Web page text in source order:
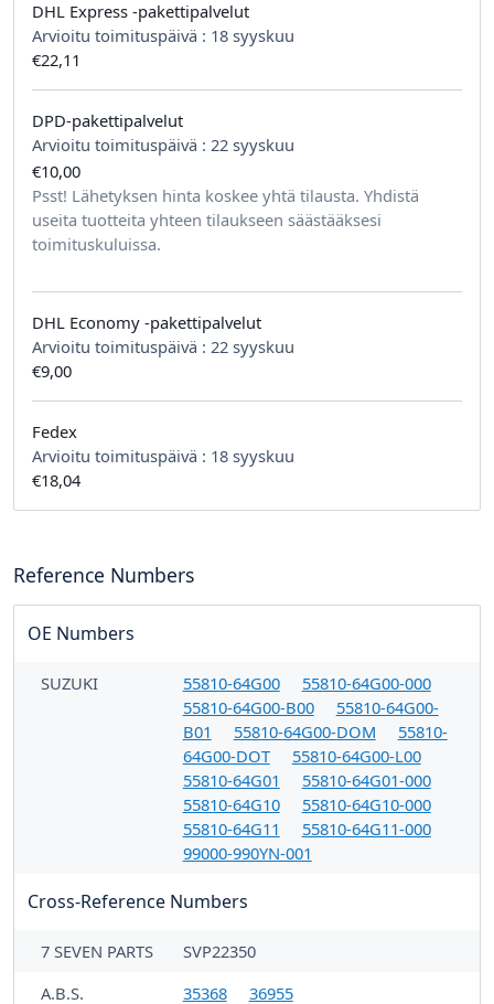
DHL Express -pakettipalvelut
Arvioitu toimituspäivä : 18 syyskuu
€22,11
DPD-pakettipalvelut
Arvioitu toimituspäivä : 22 syyskuu
€10,00
Psst! Lähetyksen hinta koskee yhtä tilausta. Yhdistä
useita tuotteita yhteen tilaukseen säästääksesi
toimituskuluissa.
DHL Economy -pakettipalvelut
Arvioitu toimituspäivä : 22 syyskuu
€9,00
Fedex
Arvioitu toimituspäivä : 18 syyskuu
€18,04
Reference Numbers
OE Numbers
SUZUKI 55810-64G00
55810-64G00-000
55810-64G00-B00
55810-64G00-
B01
55810-64G00-DOM
55810-
64G00-DOT
55810-64G00-L00
55810-64G01
55810-64G01-000
55810-64G10
55810-64G10-000
55810-64G11
55810-64G11-000
99000-990YN-001
Cross-Reference Numbers
7 SEVEN PARTS
SVP22350
A.B.S.
35368 36955